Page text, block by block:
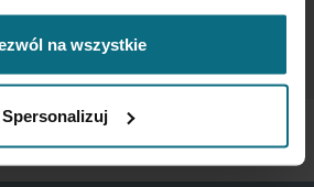
na wszystkie
Spersonalizuj
na zasadach określonych wRegulaminie